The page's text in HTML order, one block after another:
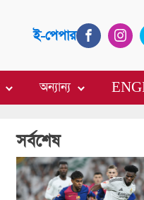
ই-পেপার
অন্যান্য
সর্বশেষ